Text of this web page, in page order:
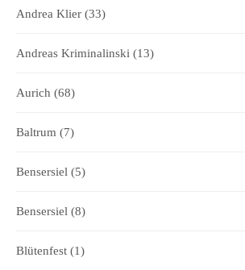
Andrea Klier (33)
Andreas Kriminalinski (13)
Aurich (68)
Baltrum (7)
Bensersiel (5)
Bensersiel (8)
Blütenfest (1)